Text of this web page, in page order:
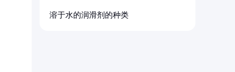
溶于水的润滑剂的种类